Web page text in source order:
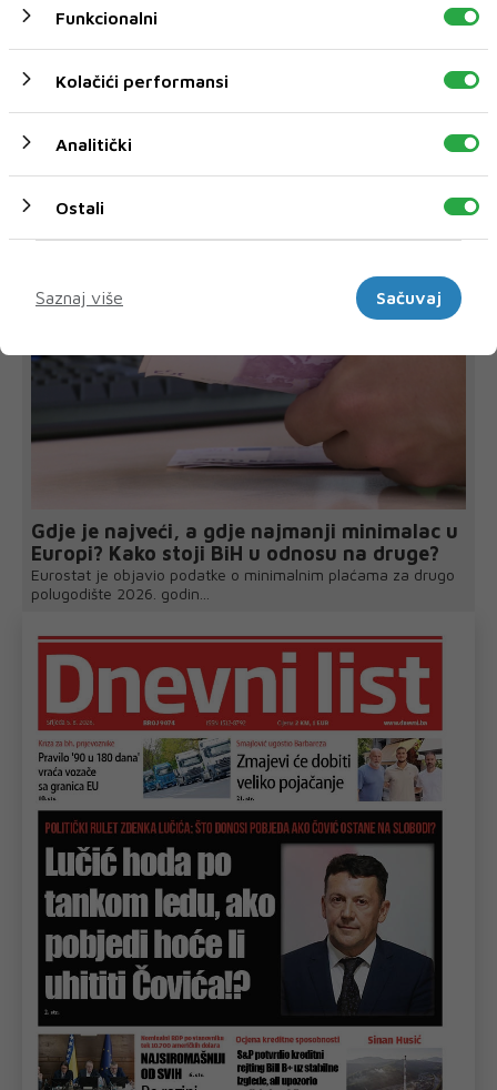
sa svojim nedostacima. Zdravlje može i treba
biti ugodno, a ne obaveza, pišeindex.
NAJNOVIJE NAJČITANIJE
Gdje je najveći, a gdje najmanji minimalac u
Europi? Kako stoji BiH u odnosu na druge?
Eurostat je objavio podatke o minimalnim plaćama za drugo
polugodište 2026. godin...
Funkcionalni
Kolačići performansi
Analitički
Ostali
Saznaj više
Sačuvaj